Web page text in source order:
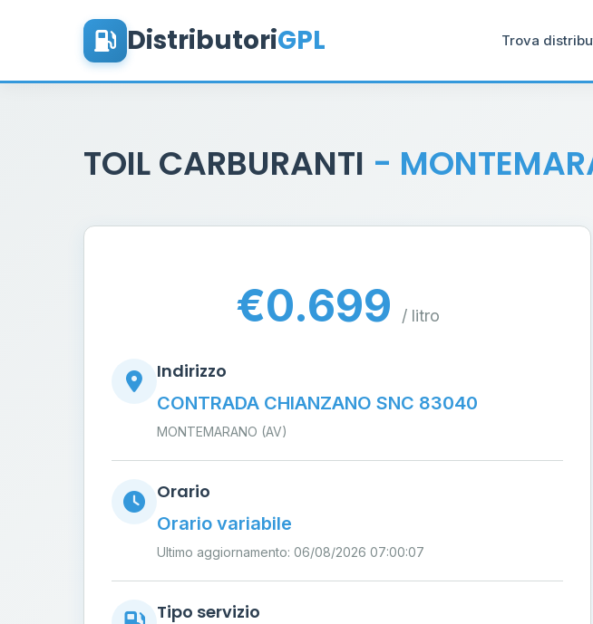
DistributoriGPL Trova
TOIL CARBURANTI -
€0.699 / litro
Indirizzo
CONTRADA CHIANZANO SNC 83040
MONTEMARANO (AV)
Orario
Orario variabile
Ultimo aggiornamento: 06/08/2026 07:00:07
Tipo servizio